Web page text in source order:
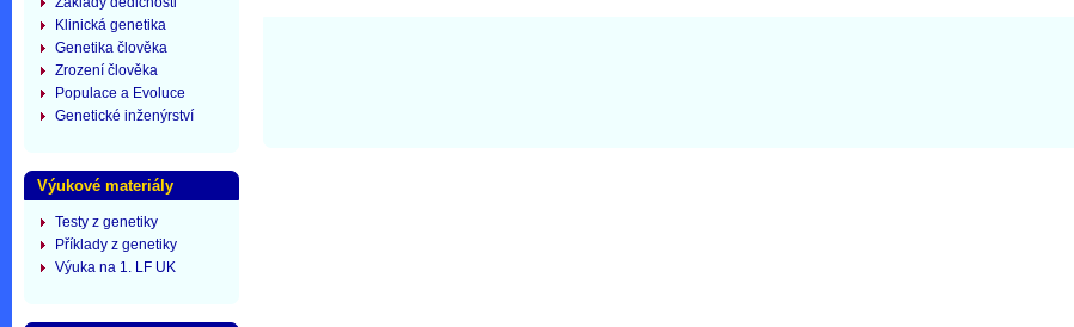
Klinická genetika
Genetika člověka
Zrození člověka
Populace a Evoluce
Genetické inženýrství
Výukové materiály
Testy z genetiky
Příklady z genetiky
Výuka na 1. LF UK